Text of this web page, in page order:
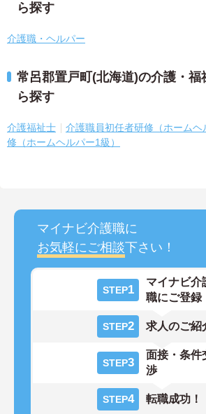
ら探す
介護職・ヘルパー
常呂郡置戸町(北海道)の介護・福
ら探す
介護福祉士 介護職員初任者研修（ホームヘ
修（ホームヘルパー1級）
マイナビ介護職に
お気軽にご相談下さい！
STEP1
マイナビ介
職にご登録
STEP2 求人のご紹
STEP3
面接・条件
渉
STEP4 転職成功！